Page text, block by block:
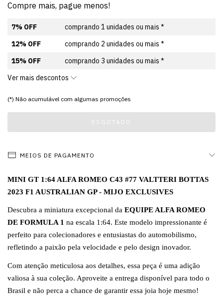
Compre mais, pague menos!
7% OFF
comprando 1 unidades ou mais *
12% OFF
comprando 2 unidades ou mais *
15% OFF
comprando 3 unidades ou mais *
Ver mais descontos
(*) Não acumulável com algumas promoções
MEIOS DE PAGAMENTO
MINI GT 1:64 ALFA ROMEO C43 #77 VALTTERI BOTTAS
2023 F1 AUSTRALIAN GP - MIJO EXCLUSIVES
Descubra a miniatura excepcional da EQUIPE ALFA ROMEO
DE FORMULA 1 na escala 1:64. Este modelo impressionante é
perfeito para colecionadores e entusiastas do automobilismo,
refletindo a paixão pela velocidade e pelo design inovador.
Com atenção meticulosa aos detalhes, essa peça é uma adição
valiosa à sua coleção. Aproveite a entrega disponível para todo o
Brasil e não perca a chance de garantir essa joia hoje mesmo!